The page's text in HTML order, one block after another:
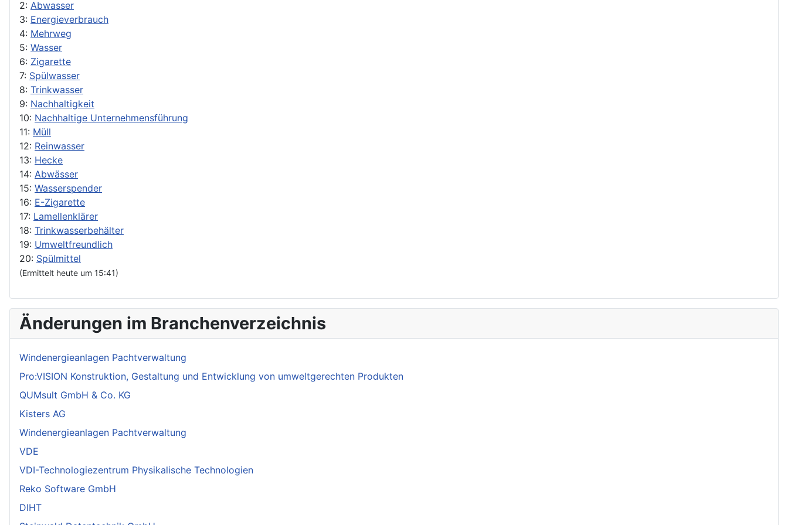
2: Abwasser
3: Energieverbrauch
4: Mehrweg
5: Wasser
6: Zigarette
7: Spülwasser
8: Trinkwasser
9: Nachhaltigkeit
10: Nachhaltige Unternehmensführung
11: Müll
12: Reinwasser
13: Hecke
14: Abwässer
15: Wasserspender
16: E-Zigarette
17: Lamellenklärer
18: Trinkwasserbehälter
19: Umweltfreundlich
20: Spülmittel
(Ermittelt heute um 15:41)
Änderungen im Branchenverzeichnis
Windenergieanlagen Pachtverwaltung
Pro:VISION Konstruktion, Gestaltung und Entwicklung von umweltgerechten Produkten
QUMsult GmbH & Co. KG
Kisters AG
Windenergieanlagen Pachtverwaltung
VDE
VDI-Technologiezentrum Physikalische Technologien
Reko Software GmbH
DIHT